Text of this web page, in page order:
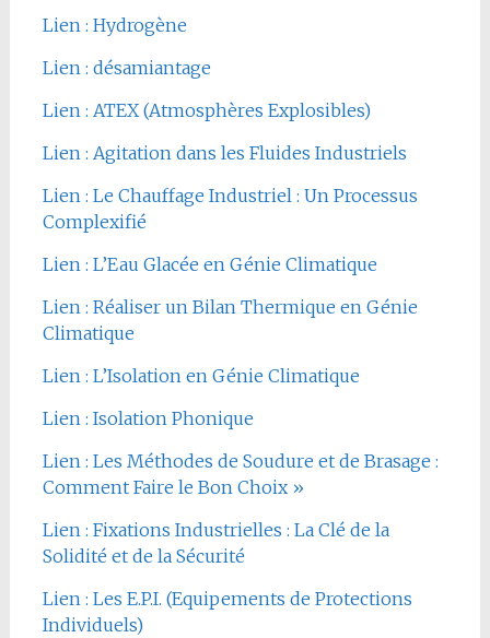
Lien : Hydrogène
Lien : désamiantage
Lien : ATEX (Atmosphères Explosibles)
Lien : Agitation dans les Fluides Industriels
Lien : Le Chauffage Industriel : Un Processus
Complexifié
Lien : L’Eau Glacée en Génie Climatique
Lien : Réaliser un Bilan Thermique en Génie
Climatique
Lien : L’Isolation en Génie Climatique
Lien : Isolation Phonique
Lien : Les Méthodes de Soudure et de Brasage :
Comment Faire le Bon Choix »
Lien : Fixations Industrielles : La Clé de la
Solidité et de la Sécurité
Lien : Les E.P.I. (Equipements de Protections
Individuels)